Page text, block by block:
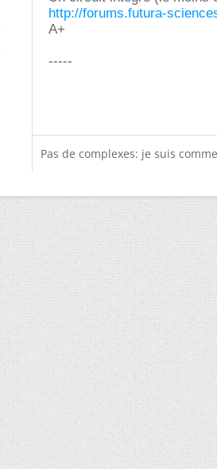
http://forums.futura-
A+
-----
Pas de complexes: je suis